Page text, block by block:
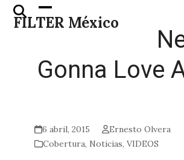
Skip
FILTER México
Open
mobile
Close
mobile
Gonna Love
6 abril, 2015
Ernesto Olvera
Cobertura, Noticias,VIDEOS